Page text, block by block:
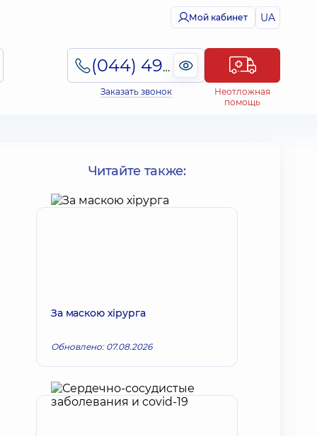
Мой кабинет UA
(044) 495-2-888
Заказать звонок
Неотложная
помощь
Читайте также:
За маскою хірурга
Обновлено: 07.08.2026